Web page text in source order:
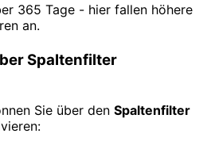
365 Tage - hier fallen höhere
an.
Spaltenfilter
Sie über den Spaltenfilter